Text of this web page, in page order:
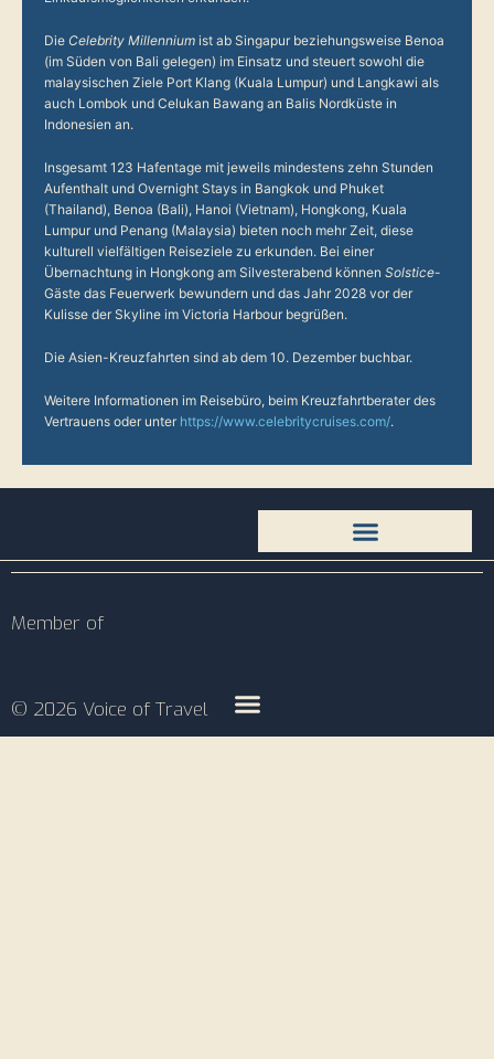
Die Celebrity Millennium ist ab Singapur beziehungsweise Benoa
(im Süden von Bali gelegen) im Einsatz und steuert sowohl die
malaysischen Ziele Port Klang (Kuala Lumpur) und Langkawi als
auch Lombok und Celukan Bawang an Balis Nordküste in
Indonesien an.
Insgesamt 123 Hafentage mit jeweils mindestens zehn Stunden
Aufenthalt und Overnight Stays in Bangkok und Phuket
(Thailand), Benoa (Bali), Hanoi (Vietnam), Hongkong, Kuala
Lumpur und Penang (Malaysia) bieten noch mehr Zeit, diese
kulturell vielfältigen Reiseziele zu erkunden. Bei einer
Übernachtung in Hongkong am Silvesterabend können Solstice-
Gäste das Feuerwerk bewundern und das Jahr 2028 vor der
Kulisse der Skyline im Victoria Harbour begrüßen.
Die Asien-Kreuzfahrten sind ab dem 10. Dezember buchbar.
Weitere Informationen im Reisebüro, beim Kreuzfahrtberater des
Vertrauens oder unter https://www.celebritycruises.com/.
Member of
© 2026 Voice of Travel